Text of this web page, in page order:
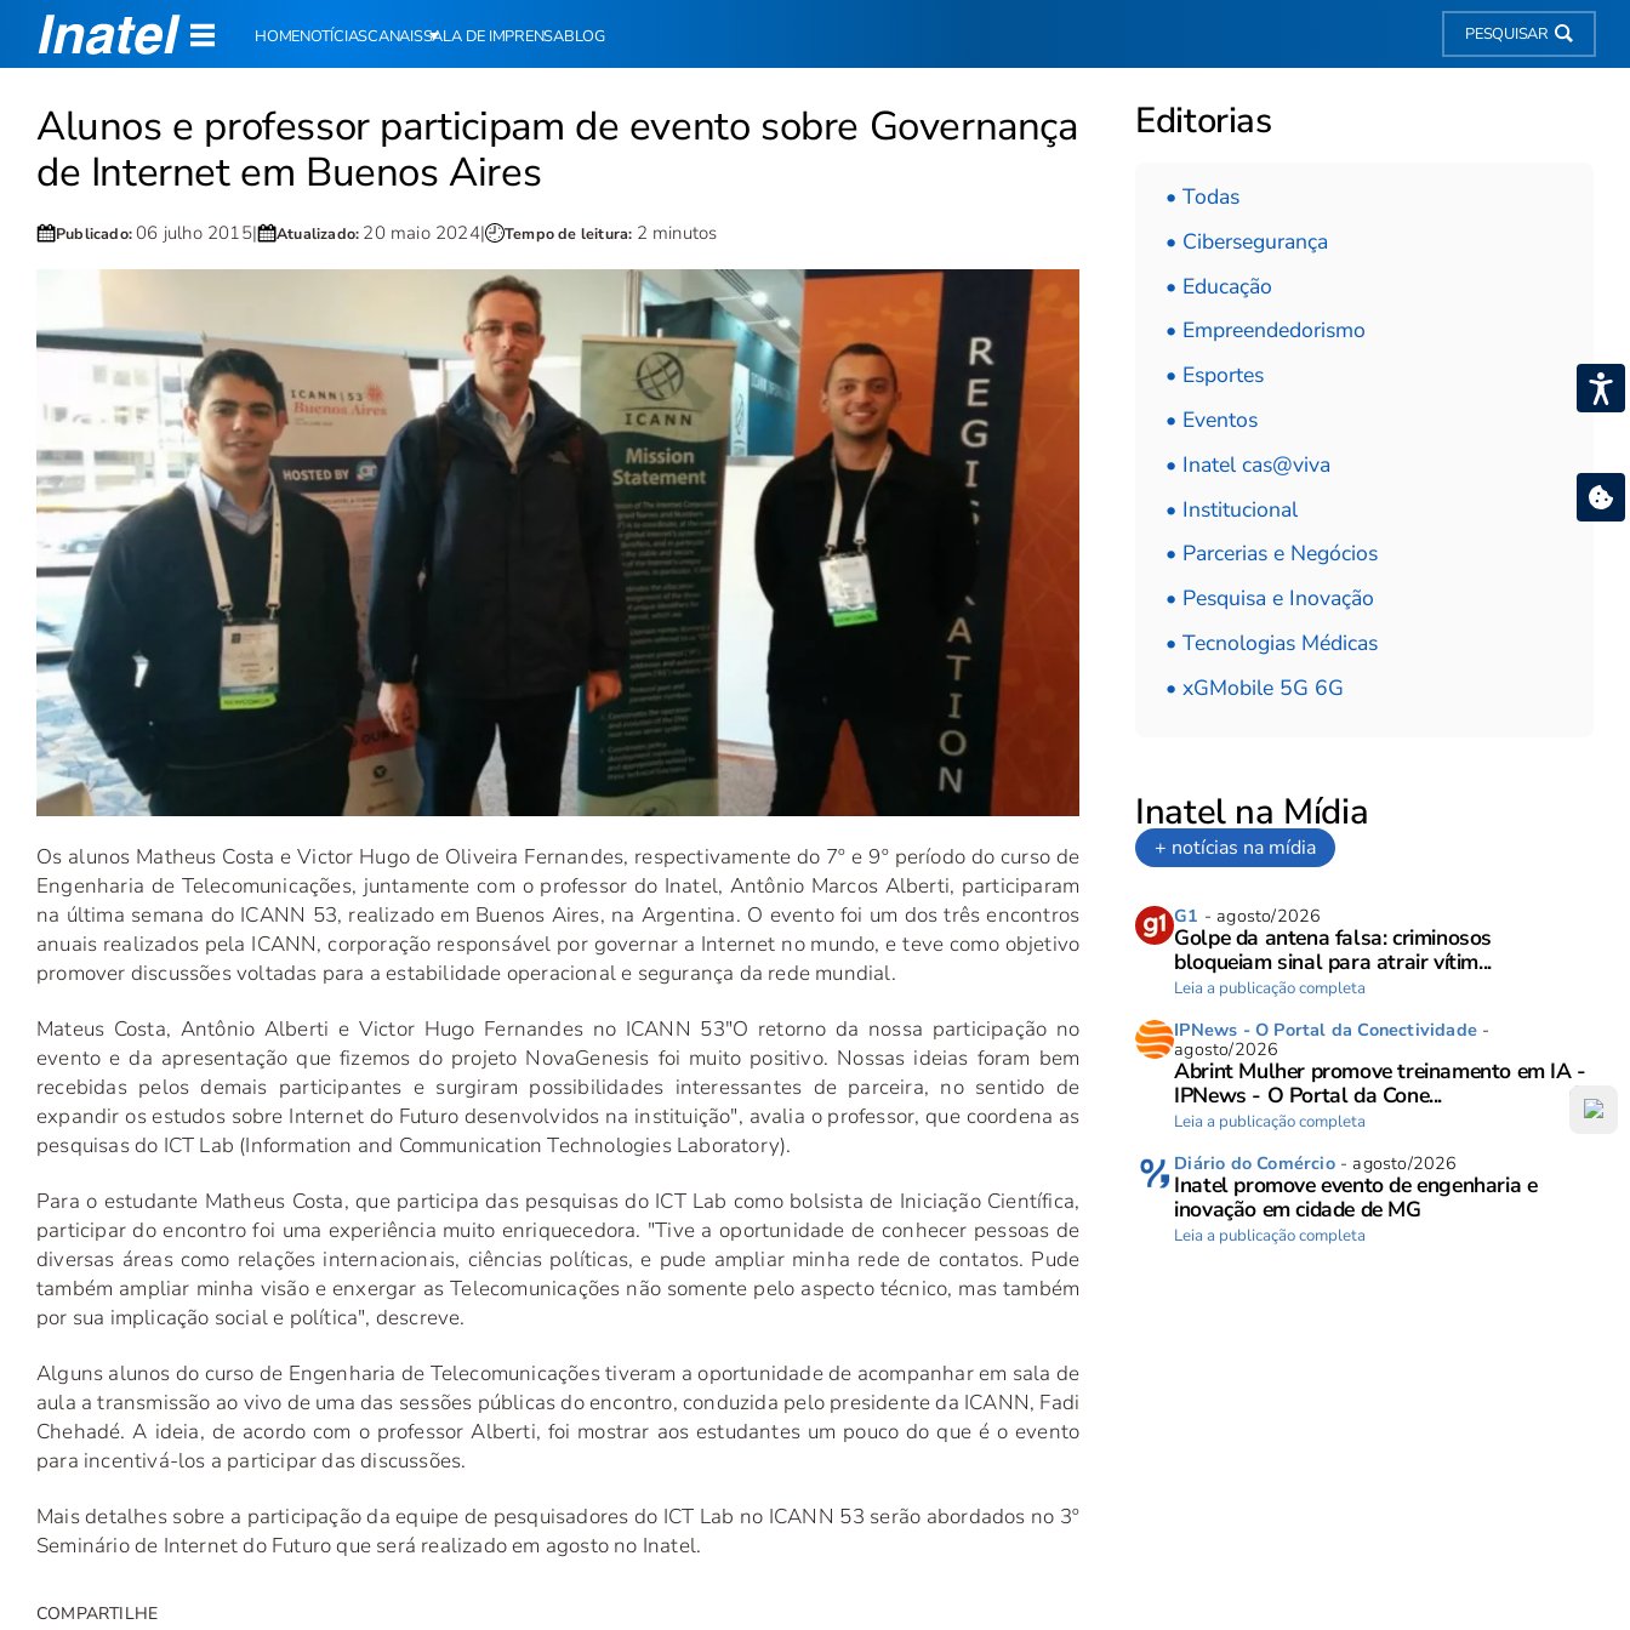
Alunos e professor participam de evento sobre Governança
de Internet em Buenos Aires
Publicado:06 julho 2015| Atualizado: 20 maio 2024| Tempo de leitura: 2 minutos
Os alunos Matheus Costa e Victor Hugo de Oliveira Fernandes, respectivamente do 7º e 9º período do curso de
Engenharia de Telecomunicações, juntamente com o professor do Inatel, Antônio Marcos Alberti, participaram
na última semana do ICANN 53, realizado em Buenos Aires, na Argentina. O evento foi um dos três encontros
anuais realizados pela ICANN, corporação responsável por governar a Internet no mundo, e teve como objetivo
promover discussões voltadas para a estabilidade operacional e segurança da rede mundial.
Mateus Costa, Antônio Alberti e Victor Hugo Fernandes no ICANN 53"O retorno da nossa participação no
evento e da apresentação que fizemos do projeto NovaGenesis foi muito positivo. Nossas ideias foram bem
recebidas pelos demais participantes e surgiram possibilidades interessantes de parceira, no sentido de
expandir os estudos sobre Internet do Futuro desenvolvidos na instituição", avalia o professor, que coordena as
pesquisas do ICT Lab (Information and Communication Technologies Laboratory).
Para o estudante Matheus Costa, que participa das pesquisas do ICT Lab como bolsista de Iniciação Científica,
participar do encontro foi uma experiência muito enriquecedora. "Tive a oportunidade de conhecer pessoas de
diversas áreas como relações internacionais, ciências políticas, e pude ampliar minha rede de contatos. Pude
também ampliar minha visão e enxergar as Telecomunicações não somente pelo aspecto técnico, mas também
por sua implicação social e política", descreve.
Alguns alunos do curso de Engenharia de Telecomunicações tiveram a oportunidade de acompanhar em sala de
aula a transmissão ao vivo de uma das sessões públicas do encontro, conduzida pelo presidente da ICANN, Fadi
Chehadé. A ideia, de acordo com o professor Alberti, foi mostrar aos estudantes um pouco do que é o evento
para incentivá-los a participar das discussões.
Mais detalhes sobre a participação da equipe de pesquisadores do ICT Lab no ICANN 53 serão abordados no 3º
Seminário de Internet do Futuro que será realizado em agosto no Inatel.
COMPARTILHE
Editorias
• Todas
• Cibersegurança
• Educação
• Empreendedorismo
• Esportes
• Eventos
• Inatel cas@viva
• Institucional
• Parcerias e Negócios
• Pesquisa e Inovação
• Tecnologias Médicas
• xGMobile 5G 6G
Inatel na Mídia
+ notícias na mídia
G1 - agosto/2026
Golpe da antena falsa: criminosos
bloqueiam sinal para atrair vítim...
Leia a publicação completa
IPNews - O Portal da Conectividade -
agosto/2026
Abrint Mulher promove treinamento em IA -
IPNews - O Portal da Cone...
Leia a publicação completa
Diário do Comércio- agosto/2026
Inatel promove evento de engenharia e
inovação em cidade de MG
Leia a publicação completa
HOMENOTÍCIASCANAISSALA DE IMPRENSABLOG PESQUISAR